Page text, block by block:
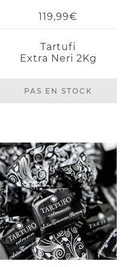
119,99€
Tartufi
Extra Neri 2Kg
PAS EN STOCK